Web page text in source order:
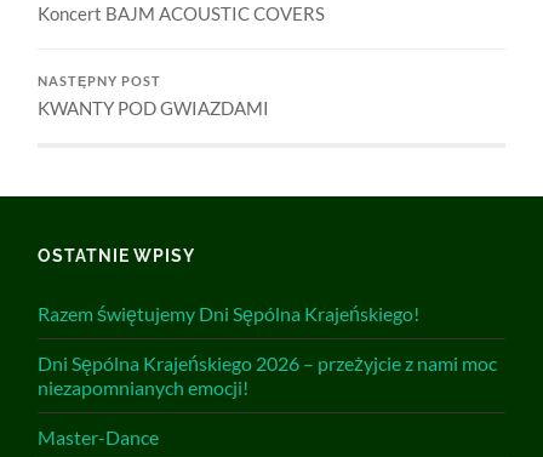
Koncert BAJM ACOUSTIC COVERS
NASTĘPNY POST
KWANTY POD GWIAZDAMI
OSTATNIE WPISY
Razem świętujemy Dni Sępólna Krajeńskiego!
Dni Sępólna Krajeńskiego 2026 – przeżyjcie z nami moc
niezapomnianych emocji!
Master-Dance